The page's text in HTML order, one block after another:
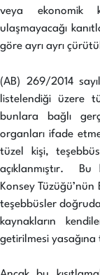
veya ekonomik
ulaşmayacağı
göre ayrı ayrı
(AB) 269/2014
listelendiği üzere
bunlara bağlı
organları ifade
tüzel kişi,
açıklanmıştır. Bu
Konsey
teşebbüsler
kaynakların
getirilmesi